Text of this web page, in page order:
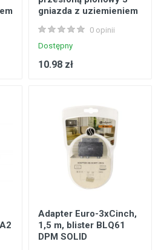
gniazda z uziemieniem
0 opinii
Dostępny
10.98 zł
Adapter Euro-3xCinch,
1,5 m, blister BLQ61
DPM SOLID